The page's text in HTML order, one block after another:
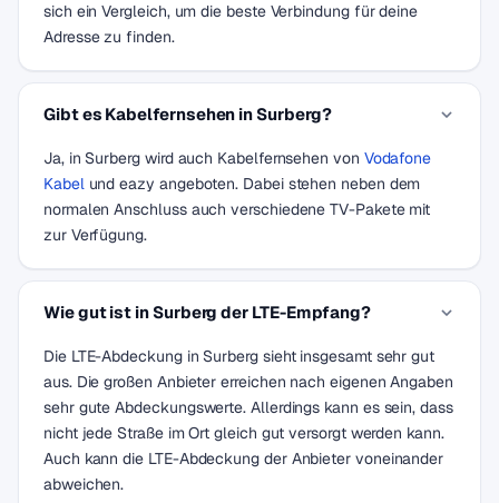
sich ein Vergleich, um die beste Verbindung für deine
Adresse zu finden.
Gibt es Kabelfernsehen in Surberg?
Ja, in Surberg wird auch Kabelfernsehen von Vodafone
Kabelund eazy angeboten. Dabei stehen neben dem
normalen Anschluss auch verschiedene TV-Pakete mit
zur Verfügung.
Wie gut ist in Surberg der LTE-Empfang?
Die LTE-Abdeckung in Surberg sieht insgesamt sehr gut
aus. Die großen Anbieter erreichen nach eigenen Angaben
sehr gute Abdeckungswerte. Allerdings kann es sein, dass
nicht jede Straße im Ort gleich gut versorgt werden kann.
Auch kann die LTE-Abdeckung der Anbieter voneinander
abweichen.